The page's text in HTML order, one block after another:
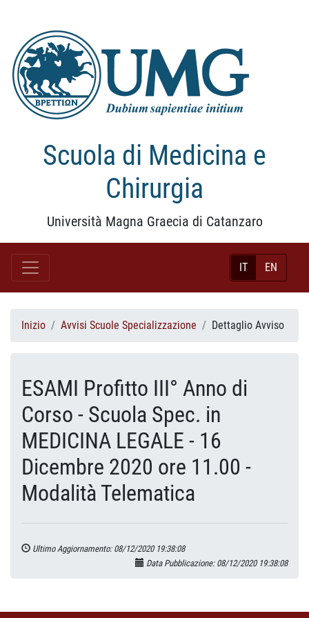
Scuola di Medicina e
Chirurgia
Università Magna Graecia di Catanzaro
IT EN
Inizio Avvisi Scuole Specializzazione Dettaglio Avviso
ESAMI Profitto III° Anno di
Corso - Scuola Spec. in
MEDICINA LEGALE - 16
Dicembre 2020 ore 11.00 -
Modalità Telematica
Ultimo Aggiornamento: 08/12/2020 19:38:08
Data Pubblicazione: 08/12/2020 19:38:08